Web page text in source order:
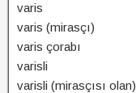
varis
varis (mirasçı)
varis çorabı
varisli
varisli (mirasçısı olan)